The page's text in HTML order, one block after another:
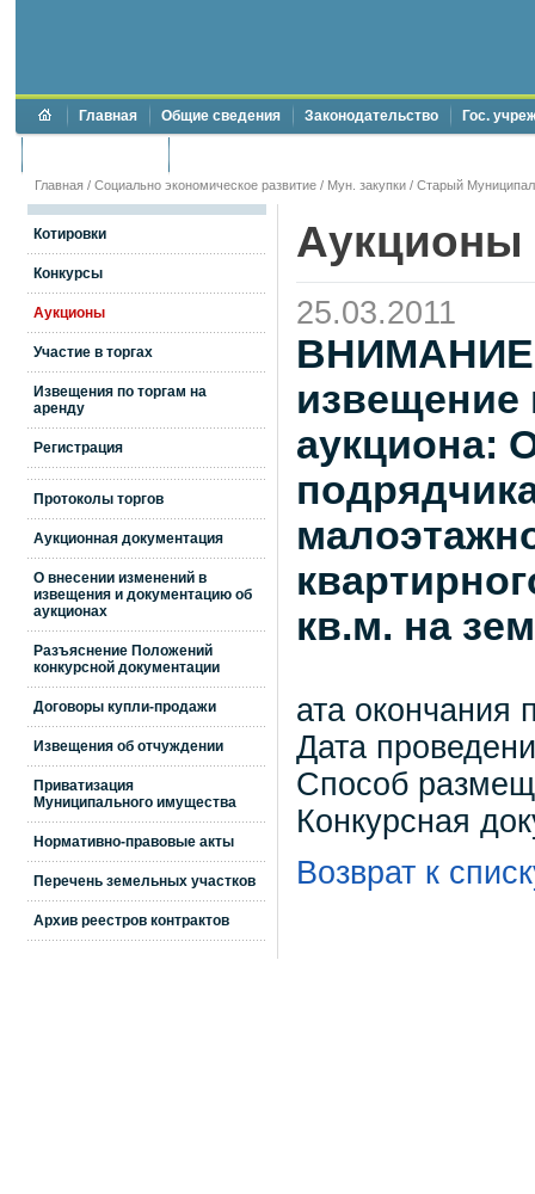
Главная Общие сведения Законодательство Гос.
Главная / Социально экономическое развитие / Мун. закупки / Старый
Котировки
Конкурсы
Аукционы
Участие в торгах
Извещения по торгам на
аренду
Регистрация
Протоколы торгов
Аукционная документация
О внесении изменений в
извещения и документацию об
аукционах
Разъяснение Положений
конкурсной документации
Договоры купли-продажи
Извещения об отчуждении
Приватизация
Муниципального имущества
Нормативно-правовые акты
Перечень земельных участков
Архив реестров контрактов
Аукционы
25.03.2011
извещение
аукциона:
кв.м. на
ата окончания
Дата
Способ
Конкурсная
Возврат к